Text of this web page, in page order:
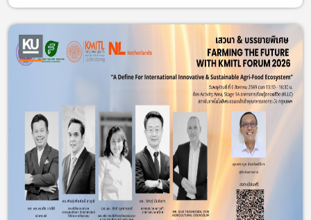
Id line : fourbrabra424
IG : @four_zapak